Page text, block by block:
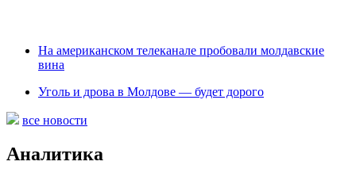
На американском телеканале пробовали молдавские
вина
Уголь и дрова в Молдове — будет дорого
все новости
Аналитика